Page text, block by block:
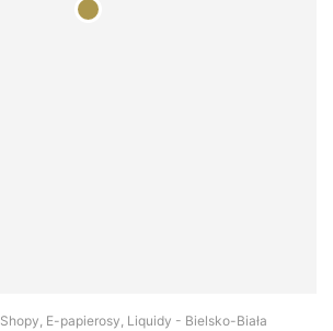
E-papierosy, Liquidy - Bielsko-Biała